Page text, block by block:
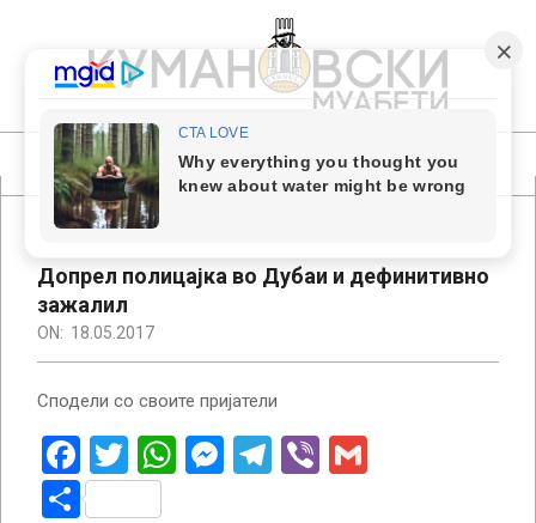
content
КУМАНОВСКИ
МУАБЕТИ
Primary
Navigation
Допрел полицајка во Дубаи и дефинитивно
зажалил
ON: 18.05.2017
Сподели со своите пријатели
Facebook
Twitter
WhatsApp
Messenger
Telegram
Viber
Share